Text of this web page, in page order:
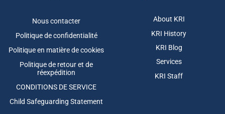
Nous contacter
Politique de confidentialité
Politique en matière de cookies
Politique de retour et de
réexpédition
CONDITIONS DE SERVICE
Child Safeguarding Statement
About KRI
KRI History
KRI Blog
Services
KRI Staff